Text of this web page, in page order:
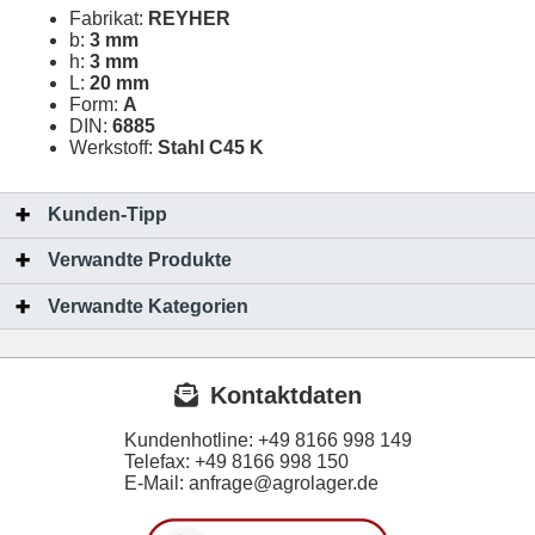
Fabrikat: REYHER
b: 3 mm
h: 3 mm
L: 20 mm
Form: A
DIN: 6885
Werkstoff: Stahl C45 K
Kunden-Tipp
Verwandte Produkte
Verwandte Kategorien
Kontaktdaten
Kundenhotline: +49 8166 998 149
Telefax: +49 8166 998 150
E-Mail: anfrage@agrolager.de